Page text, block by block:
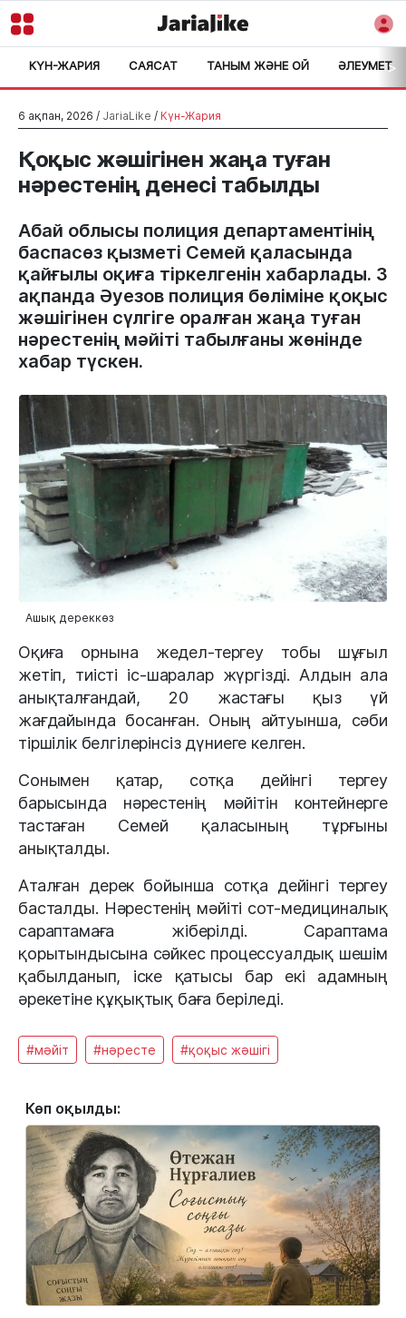
КҮН-ЖАРИЯ САЯСАТ ТАНЫМ ЖӘНЕ ОЙ ӘЛЕУМЕТ>
6 ақпан, 2026 / JariaLike / Күн-Жария
Қоқыс жәшігінен жаңа туған
нәрестенің денесі табылды
Абай облысы полиция департаментінің
баспасөз қызметі Семей қаласында
қайғылы оқиға тіркелгенін хабарлады. 3
ақпанда Әуезов полиция бөліміне қоқыс
жәшігінен сүлгіге оралған жаңа туған
нәрестенің мәйіті табылғаны жөнінде
хабар түскен.
Ашық дереккөз
Оқиға орнына жедел-тергеу тобы шұғыл
жетіп, тиісті іс-шаралар жүргізді. Алдын ала
анықталғандай, 20 жастағы қыз үй
жағдайында босанған. Оның айтуынша, сәби
тіршілік белгілерінсіз дүниеге келген.
Сонымен қатар, сотқа дейінгі тергеу
барысында нәрестенің мәйітін контейнерге
тастаған Семей қаласының тұрғыны
анықталды.
Аталған дерек бойынша сотқа дейінгі тергеу
басталды. Нәрестенің мәйіті сот-медициналық
сараптамаға жіберілді. Сараптама
қорытындысына сәйкес процессуалдық шешім
қабылданып, іске қатысы бар екі адамның
әрекетіне құқықтық баға беріледі.
#мәйіт #нәресте #қоқыс жәшігі
Көп оқылды: